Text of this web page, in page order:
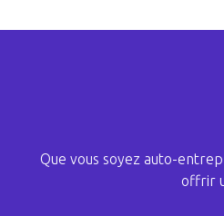
Que vous soyez auto-
offrir